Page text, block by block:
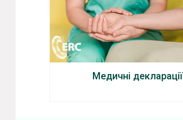
Медичні декларації